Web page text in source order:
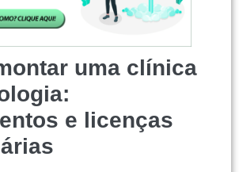
uma clínica
e licenças